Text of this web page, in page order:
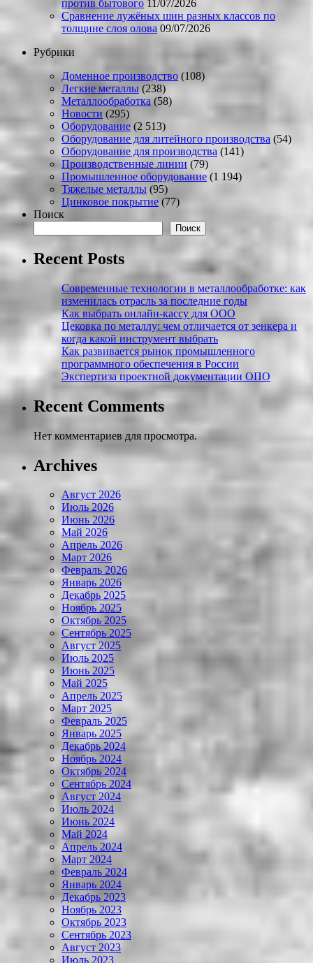
против бытового 11/07/2026
Сравнение лужёных шин разных классов по
толщине слоя олова 09/07/2026
Рубрики
Доменное производство (108)
Легкие металлы (238)
Металлообработка (58)
Новости (295)
Оборудование (2 513)
Оборудование для литейного производства (54)
Оборудование для производства (141)
Производственные линии (79)
Промышленное оборудование (1 194)
Тяжелые металлы (95)
Цинковое покрытие (77)
Поиск
Поиск
Recent Posts
Современные технологии в металлообработке: как
изменилась отрасль за последние годы
Как выбрать онлайн-кассу для ООО
Цековка по металлу: чем отличается от зенкера и
когда какой инструмент выбрать
Как развивается рынок промышленного
программного обеспечения в России
Экспертиза проектной документации ОПО
Recent Comments
Нет комментариев для просмотра.
Archives
Август 2026
Июль 2026
Июнь 2026
Май 2026
Апрель 2026
Март 2026
Февраль 2026
Январь 2026
Декабрь 2025
Ноябрь 2025
Октябрь 2025
Сентябрь 2025
Август 2025
Июль 2025
Июнь 2025
Май 2025
Апрель 2025
Март 2025
Февраль 2025
Январь 2025
Декабрь 2024
Ноябрь 2024
Октябрь 2024
Сентябрь 2024
Август 2024
Июль 2024
Июнь 2024
Май 2024
Апрель 2024
Март 2024
Февраль 2024
Январь 2024
Декабрь 2023
Ноябрь 2023
Октябрь 2023
Сентябрь 2023
Август 2023
Июль 2023